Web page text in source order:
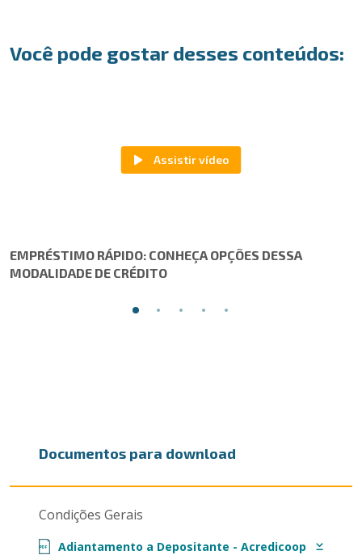
Você pode gostar desses conteúdos:
EMPRÉSTIMO RÁPIDO: CONHEÇA OPÇÕES DESSA
MODALIDADE DE CRÉDITO
Documentos para download
Condições Gerais
Adiantamento a Depositante - Acredicoop
PDF